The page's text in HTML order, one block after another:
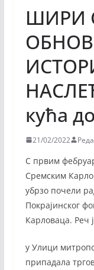
ШИРИ
кућа
21/02/2022
С првим
Сремским
убрзо почели
Покрајинског
Карловаца. Реч
у Улици
припадала